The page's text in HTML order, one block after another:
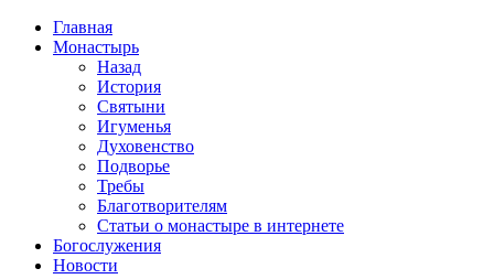
Перейти
содержимому
Главная
Монастырь
Назад
История
Святыни
Игуменья
Духовенство
Подворье
Требы
Благотворителям
Статьи о монастыре в интернете
Богослужения
Новости